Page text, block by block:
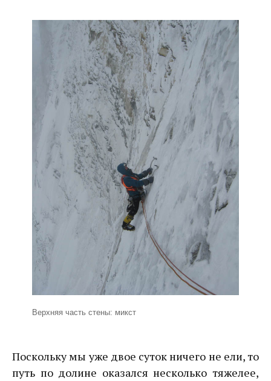
Верхняя часть стены: микст
Поскольку мы уже двое суток ничего не ели, то
путь по долине оказался несколько тяжелее,